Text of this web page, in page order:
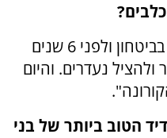
"20 שנה. בהתחלה עסקנו רק בביטחון ולפני 6 שנים
נעדרים. והיום
הטוב ביותר של בני